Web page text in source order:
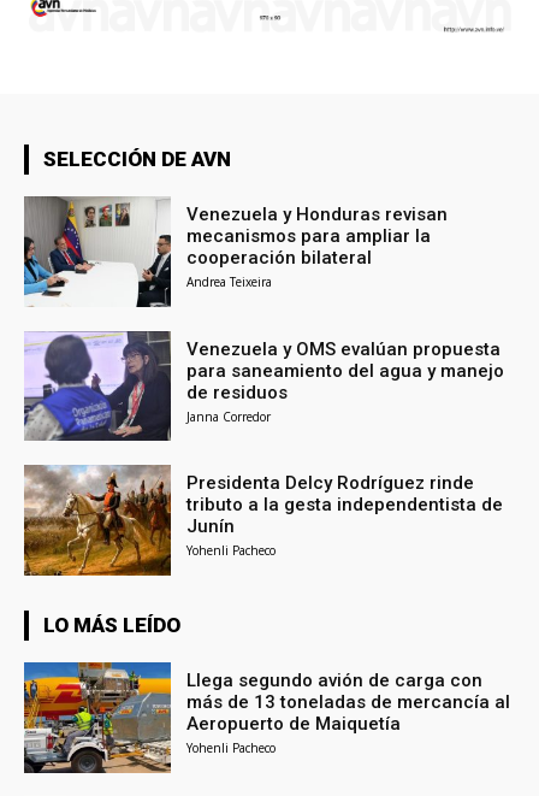
SELECCIÓN DE AVN
Venezuela y Honduras revisan
mecanismos para ampliar la
cooperación bilateral
Andrea Teixeira
Venezuela y OMS evalúan propuesta
para saneamiento del agua y manejo
de residuos
Janna Corredor
Presidenta Delcy Rodríguez rinde
tributo a la gesta independentista de
Junín
Yohenli Pacheco
LO MÁS LEÍDO
Llega segundo avión de carga con
más de 13 toneladas de mercancía al
Aeropuerto de Maiquetía
Yohenli Pacheco